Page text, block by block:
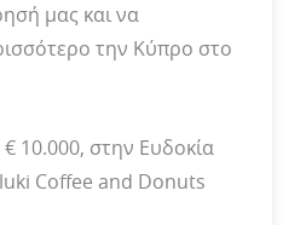
μας και να
την Κύπρο στο
10.000, στην Ευδοκία
Coffee and Donuts